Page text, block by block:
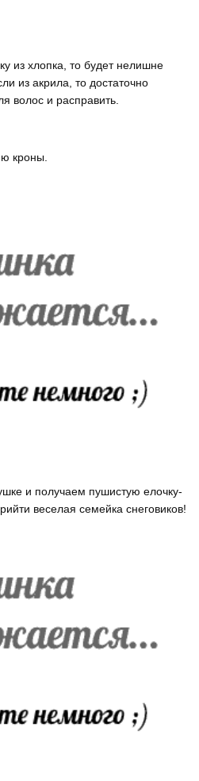
из хлопка, то будет нелишне
из акрила, то достаточно
волос и расправить.
кроны.
и получаем пушистую елочку-
веселая семейка снеговиков!